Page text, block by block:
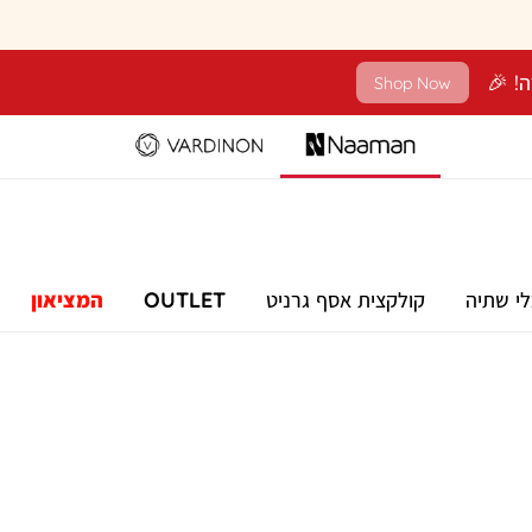
Shop Now
שתיה קולקצית אסף גרניט OUTLET המציאון